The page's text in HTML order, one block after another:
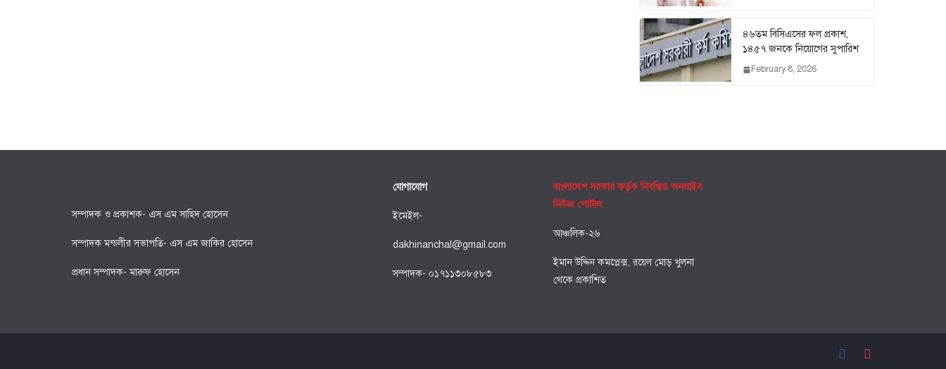
৪৬তম বিসিএসের ফল প্রকাশ,
১৪৫৭ জনকে নিয়োগের সুপারিশ
February 8, 2026
সম্পাদক ও প্রকাশক- এস এম সাহিদ হোসেন
সম্পাদক মন্ডলীর সভাপতি- এস এম জাকির হোসেন
প্রধান সম্পাদক- মারুফ হোসেন
যোগাযোগ
ইমেইল-
dakhinanchal@gmail.com
সম্পাদক- ০১৭১১৩০৮৫৮৩
বাংলাদেশ সরকার কর্তৃক নিবন্ধিত অনলাইন
নিউজ পোর্টাল
আঞ্চলিক-২৬
ইমান উদ্দিন কমপ্লেক্স, রয়েল মোড় খুলনা
থেকে প্রকাশিত